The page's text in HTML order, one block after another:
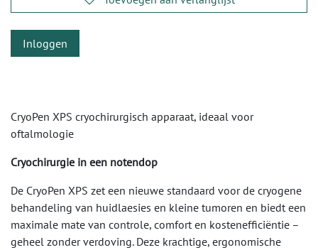
Inloggen
CryoPen XPS cryochirurgisch apparaat, ideaal voor
oftalmologie
Cryochirurgie in een notendop
De CryoPen XPS zet een nieuwe standaard voor de cryogene
behandeling van huidlaesies en kleine tumoren en biedt een
maximale mate van controle, comfort en kostenefficiëntie –
geheel zonder verdoving. Deze krachtige, ergonomische